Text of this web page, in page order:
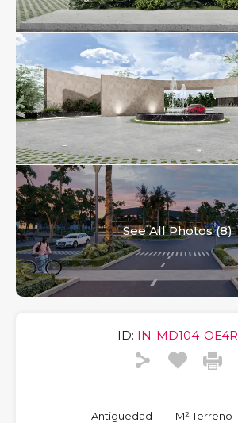
See All Photos (8)
ID: IN-MD104-OE4R
Antigüedad M² Terreno